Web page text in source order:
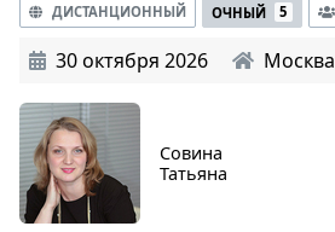
ДИСТАНЦИОННЫЙ ОЧНЫЙ 5
30 октября 2026 Москва
Совина
Татьяна